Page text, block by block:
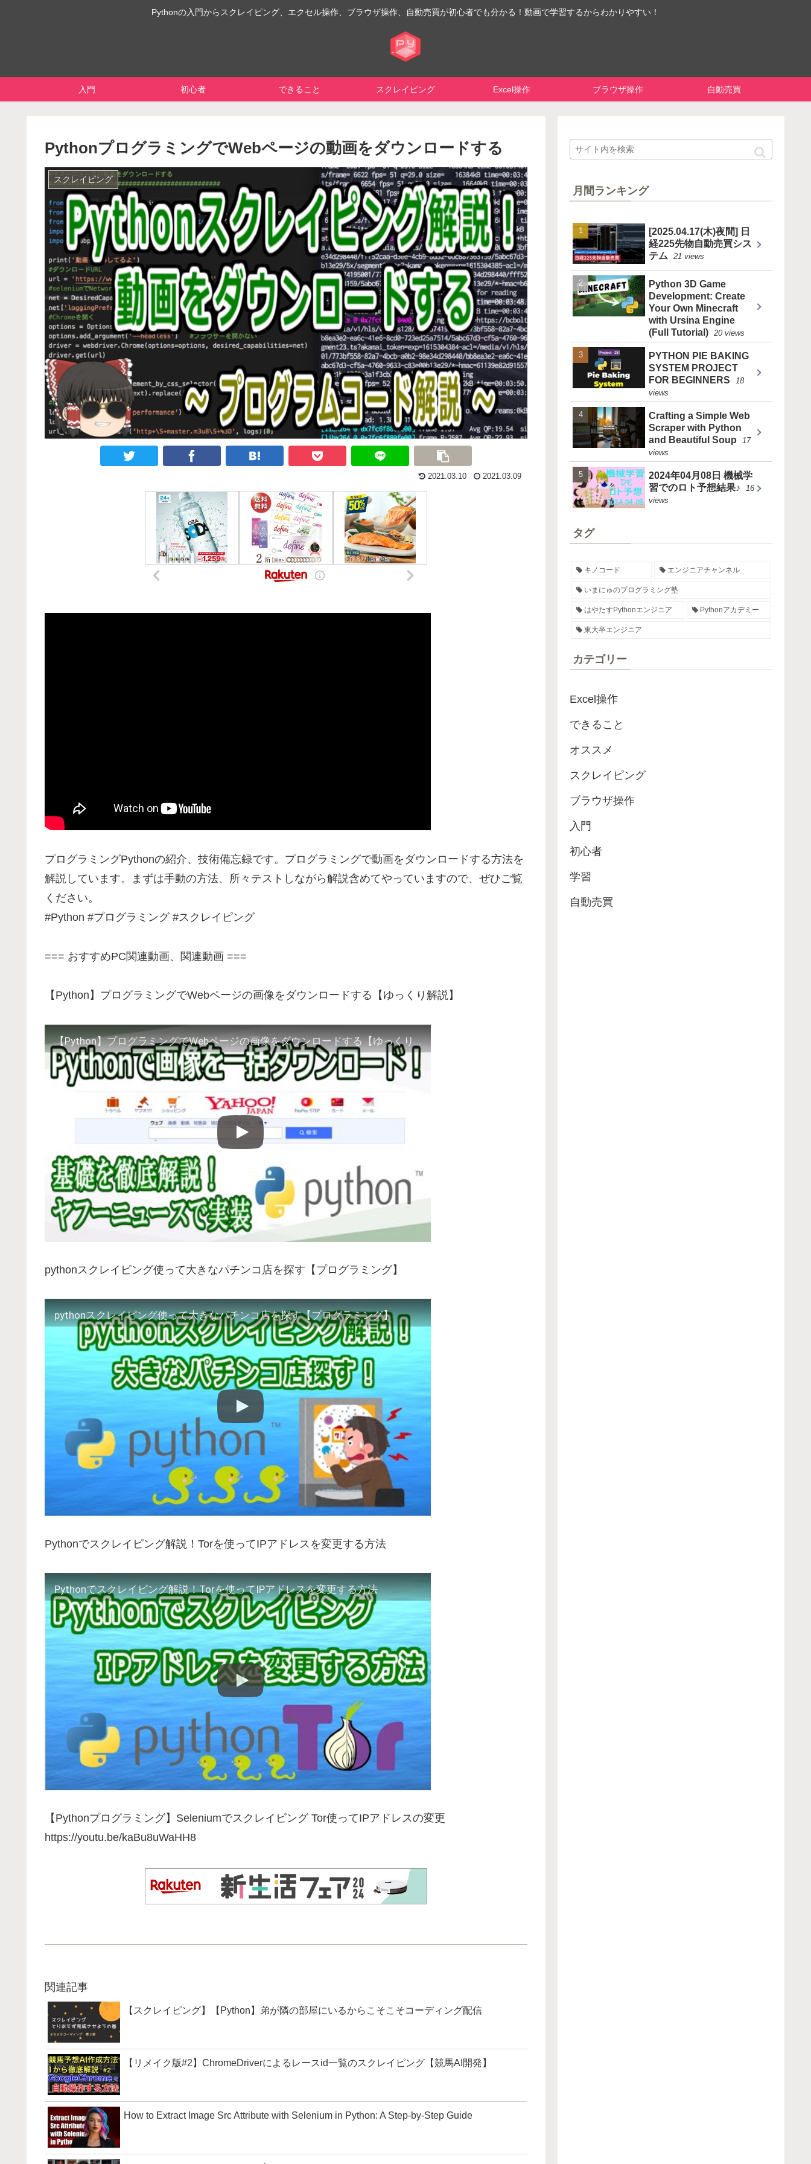
Pythonの入門からスクレイピング、エクセル操作、ブラウザ操作、自動売買が初心者でも分かる！動画で学習するからわかりやすい！
入門 初心者 できること スクレイピング Excel操作 ブラウザ操作 自動売買
PythonプログラミングでWebページの動画をダウンロードする
スクレイピング
2021.03.10 2021.03.09
プログラミングPythonの紹介、技術備忘録です。プログラミングで動画をダウンロードする方法を
解説しています。まずは手動の方法、所々テストしながら解説含めてやっていますので、ぜひご覧
ください。
#Python #プログラミング #スクレイピング
=== おすすめPC関連動画、関連動画 ===
【Python】プログラミングでWebページの画像をダウンロードする【ゆっくり解説】
【Python】プログラミングでWebページの画像をダウンロードする【ゆっくり解説】
pythonスクレイピング使って大きなパチンコ店を探す【プログラミング】
pythonスクレイピング使って大きなパチンコ店を探す【プログラミング】
Pythonでスクレイピング解説！Torを使ってIPアドレスを変更する方法
Pythonでスクレイピング解説！Torを使ってIPアドレスを変更する方法
【Pythonプログラミング】Seleniumでスクレイピング Tor使ってIPアドレスの変更
https://youtu.be/kaBu8uWaHH8
関連記事
【スクレイピング】【Python】弟が隣の部屋にいるからこそこそコーディング配信
【リメイク版#2】ChromeDriverによるレースid一覧のスクレイピング【競馬AI開発】
How to Extract Image Src Attribute with Selenium in Python: A Step-by-Step Guide
月間ランキング
[2025.04.17(木)夜間] 日
経225先物自動売買シス
テム
21 views
Python 3D Game
Development: Create
Your Own Minecraft
with Ursina Engine
(Full Tutorial) 20 views
PYTHON PIE BAKING
SYSTEM PROJECT
FOR BEGINNERS
18
views
Crafting a Simple Web
Scraper with Python
and Beautiful Soup
17
views
2024年04月08日 機械学
習でのロト予想結果♪
16
views
タグ
キノコード エンジニアチャンネル
いまにゅのプログラミング塾
はやたすPythonエンジニア Pythonアカデミー
東大卒エンジニア
カテゴリー
Excel操作
できること
オススメ
スクレイピング
ブラウザ操作
入門
初心者
学習
自動売買